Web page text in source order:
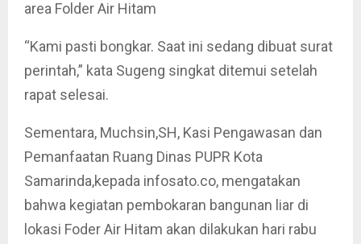
area Folder Air Hitam
“Kami pasti bongkar. Saat ini sedang dibuat surat
perintah,” kata Sugeng singkat ditemui setelah
rapat selesai.
Sementara, Muchsin,SH, Kasi Pengawasan dan
Pemanfaatan Ruang Dinas PUPR Kota
Samarinda,kepada infosato.co, mengatakan
bahwa kegiatan pembokaran bangunan liar di
lokasi Foder Air Hitam akan dilakukan hari rabu